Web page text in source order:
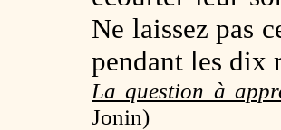
Ne laissez pas
pendant les dix
La question à
Jonin)